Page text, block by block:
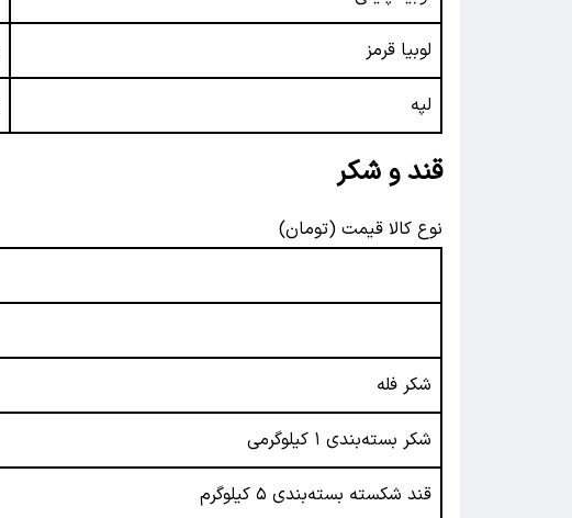
لوبیا قرمز
لپه
قند و شکر
نوع کالا قیمت (تومان)
شکر فله
شکر بسته‌بندی ۱ کیلوگرمی
قند شکسته بسته‌بندی ۵ کیلوگرم